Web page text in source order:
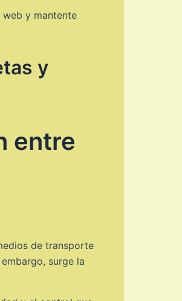
web y mantente
y
entre
de transporte
surge la